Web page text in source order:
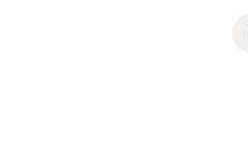
dia. Sua